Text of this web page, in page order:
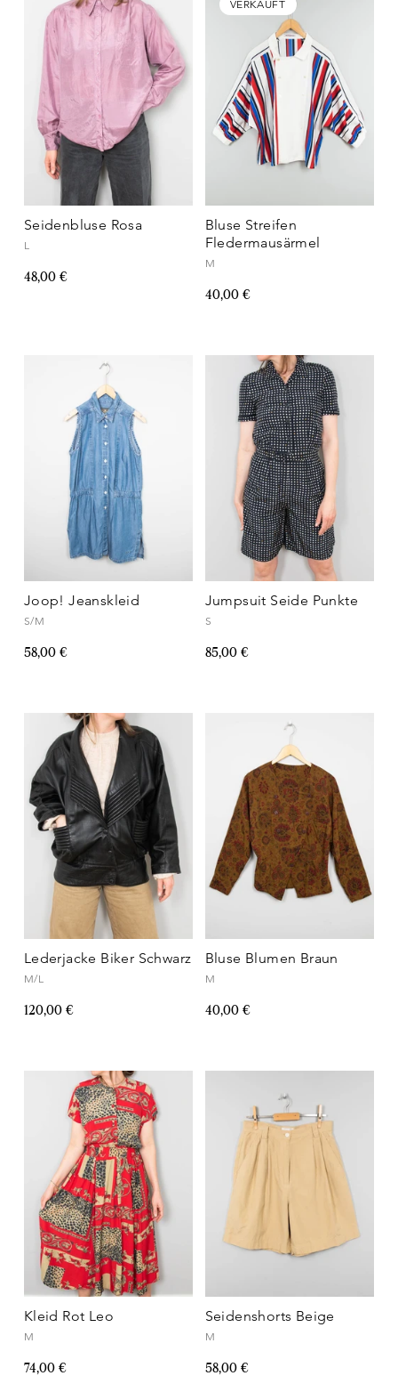
Seidenbluse Rosa
L
48,00 €
VERKAUFT
Bluse Streifen
Fledermausärmel
M
40,00 €
Joop! Jeanskleid
S/M
58,00 €
Jumpsuit Seide Punkte
S
85,00 €
Lederjacke Biker Schwarz
M/L
120,00 €
Bluse Blumen Braun
M
40,00 €
Kleid Rot Leo
M
74,00 €
Seidenshorts Beige
M
58,00 €